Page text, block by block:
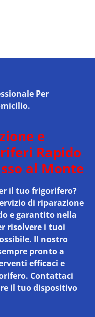
Per
e
Rapido
al Monte
il tuo frigorifero?
di riparazione
e garantito nella
risolvere i tuoi
Il nostro
pronto a
efficaci e
Contattaci
il tuo dispositivo